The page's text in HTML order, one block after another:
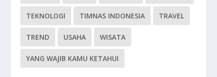
TEKNOLOGI TIMNAS INDONESIA TRAVEL
TREND USAHA WISATA
YANG WAJIB KAMU KETAHUI